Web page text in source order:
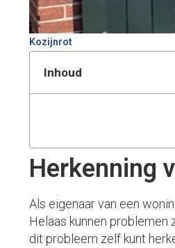
Kozijnrot
Inhoud
Herkenning
Als eigenaar van een
Helaas kunnen
dit probleem zelf kunt